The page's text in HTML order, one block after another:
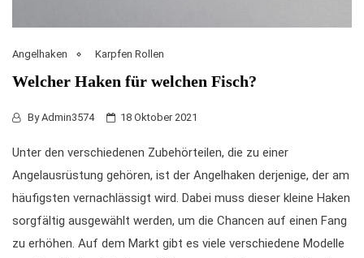
Angelhaken Karpfen Rollen
Welcher Haken für welchen Fisch?
ByAdmin3574 18 Oktober 2021
Unter den verschiedenen Zubehörteilen, die zu einer
Angelausrüstung gehören, ist der Angelhaken derjenige, der am
häufigsten vernachlässigt wird. Dabei muss dieser kleine Haken
sorgfältig ausgewählt werden, um die Chancen auf einen Fang
zu erhöhen. Auf dem Markt gibt es viele verschiedene Modelle